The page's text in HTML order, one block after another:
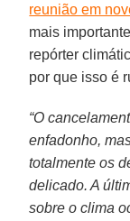
reunião em
mais
repórter
por que isso é
“O
enfadonho,
totalmente os
delicado. A
sobre o clima